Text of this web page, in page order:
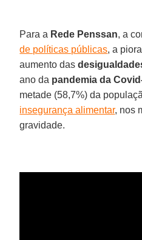
Para a Rede Penssan, a
de políticas públicas, a
aumento das
ano da pandemia da
metade (58,7%) da
insegurança alimentar, nos
gravidade.